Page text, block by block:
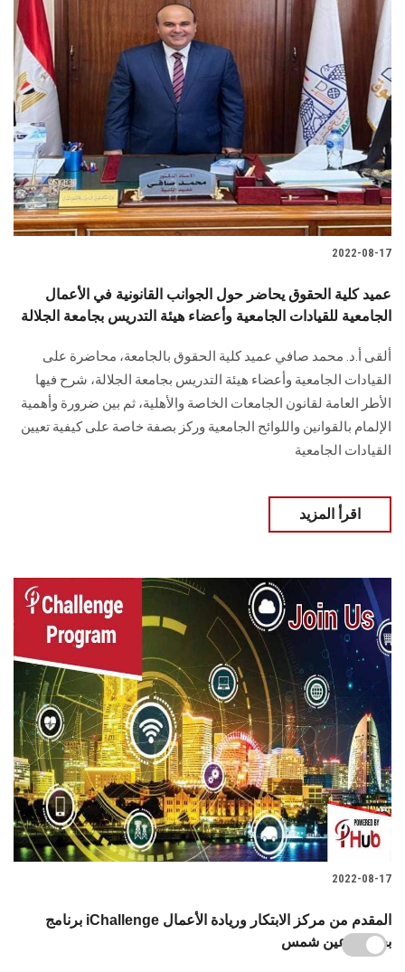
2022-08-17
عميد كلية الحقوق يحاضر حول الجوانب القانونية في الأعمال
الجامعية للقيادات الجامعية وأعضاء هيئة التدريس بجامعة الجلالة
ألقى أ.د. محمد صافي عميد كلية الحقوق بالجامعة، محاضرة على
القيادات الجامعية وأعضاء هيئة التدريس بجامعة الجلالة، شرح فيها
الأطر العامة لقانون الجامعات الخاصة والأهلية، ثم بين ضرورة وأهمية
الإلمام بالقوانين واللوائح الجامعية وركز بصفة خاصة على كيفية تعيين
القيادات الجامعية
اقرأ المزيد
2022-08-17
برنامج iChallenge المقدم من مركز الابتكار وريادة الأعمال
بجامعة عين شمس